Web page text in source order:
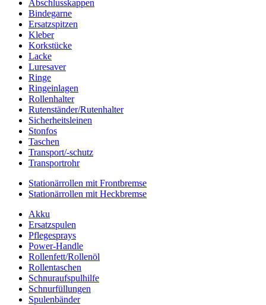
Abschlusskappen
Bindegarne
Ersatzspitzen
Kleber
Korkstücke
Lacke
Luresaver
Ringe
Ringeinlagen
Rollenhalter
Rutenständer/Rutenhalter
Sicherheitsleinen
Stonfos
Taschen
Transport/-schutz
Transportrohr
Stationärrollen mit Frontbremse
Stationärrollen mit Heckbremse
Akku
Ersatzspulen
Pflegesprays
Power-Handle
Rollenfett/Rollenöl
Rollentaschen
Schnuraufspulhilfe
Schnurfüllungen
Spulenbänder